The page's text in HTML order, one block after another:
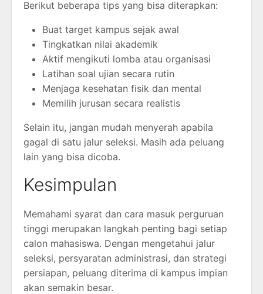
Berikut beberapa tips yang bisa diterapkan:
Buat target kampus sejak awal
Tingkatkan nilai akademik
Aktif mengikuti lomba atau organisasi
Latihan soal ujian secara rutin
Menjaga kesehatan fisik dan mental
Memilih jurusan secara realistis
Selain itu, jangan mudah menyerah apabila
gagal di satu jalur seleksi. Masih ada peluang
lain yang bisa dicoba.
Kesimpulan
Memahami syarat dan cara masuk perguruan
tinggi merupakan langkah penting bagi setiap
calon mahasiswa. Dengan mengetahui jalur
seleksi, persyaratan administrasi, dan strategi
persiapan, peluang diterima di kampus impian
akan semakin besar.